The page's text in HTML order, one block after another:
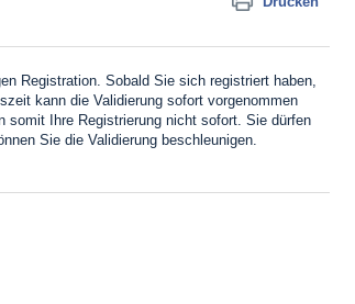
Registration. Sobald Sie sich registriert haben,
kann die Validierung sofort vorgenommen
somit Ihre Registrierung nicht sofort. Sie dürfen
Sie die Validierung beschleunigen.